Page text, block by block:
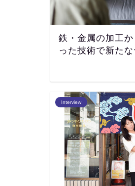
鉄・金属の加工
った技術で新た
Interview